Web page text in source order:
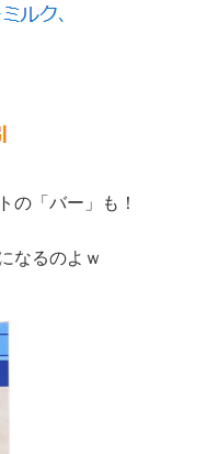
の「バー」も！
なるのよｗ